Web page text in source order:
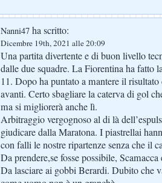
Nanni47 ha scritto:
Dicembre 19th, 2021 alle 20:09
Una partita divertente e di buon livello
dalle due squadre. La Fiorentina ha fatto
11. Dopo ha puntato a mantere il risultato
avanti. Certo sbagliare la caterva di gol
ma si migliorerà anche lì.
Arbitraggio vergognoso al di là
giudicare dalla Maratona. I piastrellai
con falli le nostre ripartenze senza che il
Da prendere,se fosse possibile, Scamacca
Da lasciare ai gobbi Berardi. Dubito che